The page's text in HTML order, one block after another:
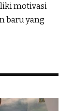
motivasi
baru yang